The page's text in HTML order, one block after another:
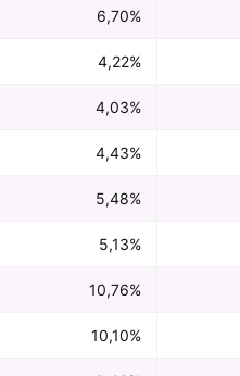
6,70%
4,22%
4,03%
4,43%
5,48%
5,13%
10,76%
10,10%